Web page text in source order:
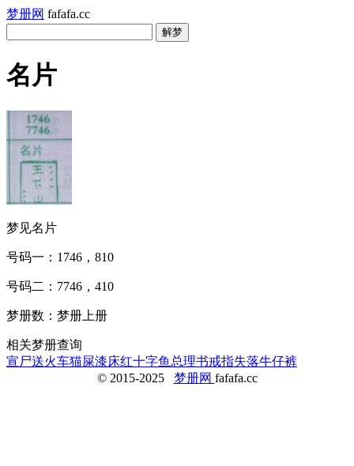
梦册网 fafafa.cc
名片
梦见名片
号码一：1746，810
号码二：7746，410
梦册数：梦册上册
相关梦册查询
宣尸送火车猫屎漆床红十字鱼 总理书戒指失落牛仔裤
© 2015-2025 梦册网 fafafa.cc